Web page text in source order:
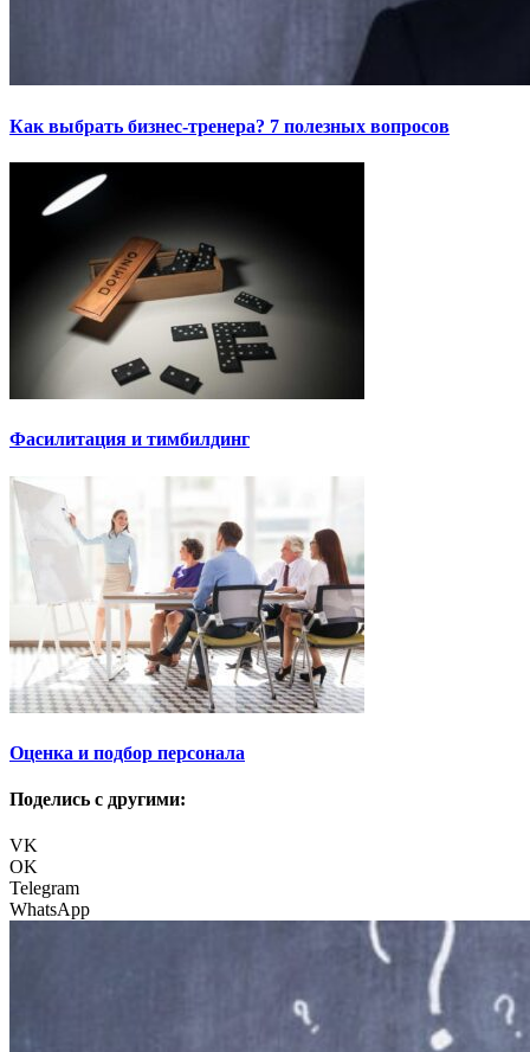
Как выбрать бизнес-тренера? 7 полезных вопросов
Фасилитация и тимбилдинг
Оценка и подбор персонала
Поделись с другими:
VK
OK
Telegram
WhatsApp